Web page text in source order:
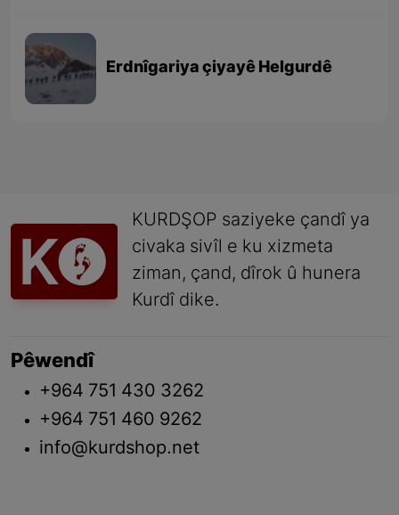
Erdnîgariya çiyayê Helgurdê
KURDŞOP saziyeke çandî ya
civaka sivîl e ku xizmeta
ziman, çand, dîrok û hunera
Kurdî dike.
Pêwendî
+964 751 430 3262
+964 751 460 9262
info@kurdshop.net